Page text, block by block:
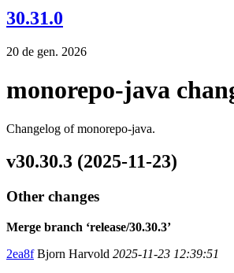
30.31.0
20 de gen. 2026
monorepo-java
Changelog of monorepo-java.
v30.30.3 (2025-11-23)
Other changes
Merge branch ‘release/30.30.3’
2ea8fBjorn Harvold 2025-11-23 12:39:51